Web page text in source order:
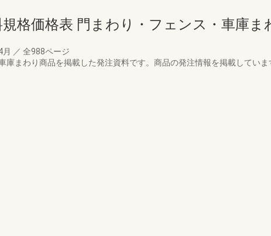
格価格表 門まわり・フェンス・車庫ま
／ 全988ページ
庫まわり商品を掲載した発注資料です。商品の発注情報を掲載していま